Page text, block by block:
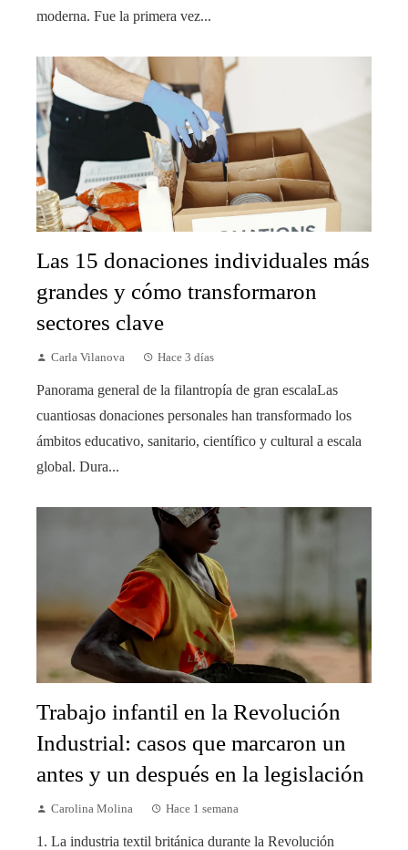
moderna. Fue la primera vez...
Las 15 donaciones individuales más
grandes y cómo transformaron
sectores clave
Carla Vilanova Hace 3 días
Panorama general de la filantropía de gran escalaLas
cuantiosas donaciones personales han transformado los
ámbitos educativo, sanitario, científico y cultural a escala
global. Dura...
Trabajo infantil en la Revolución
Industrial: casos que marcaron un
antes y un después en la legislación
Carolina Molina Hace 1 semana
1. La industria textil británica durante la Revolución